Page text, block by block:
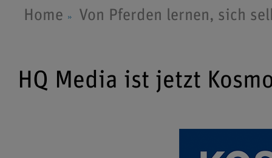
Home Von Pferden lernen, sich
HQ Media ist jetzt